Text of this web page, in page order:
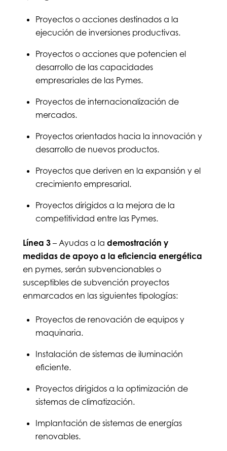
Proyectos o acciones destinados a la
ejecución de inversiones productivas.
Proyectos o acciones que potencien el
desarrollo de las capacidades
empresariales de las Pymes.
Proyectos de internacionalización de
mercados.
Proyectos orientados hacia la innovación y
desarrollo de nuevos productos.
Proyectos que deriven en la expansión y el
crecimiento empresarial.
Proyectos dirigidos a la mejora de la
competitividad entre las Pymes.
Línea 3– Ayudas a la demostración y
medidas de apoyo a la eficiencia energética
en pymes, serán subvencionables o
susceptibles de subvención proyectos
enmarcados en las siguientes tipologías:
Proyectos de renovación de equipos y
maquinaria.
Instalación de sistemas de iluminación
eficiente.
Proyectos dirigidos a la optimización de
sistemas de climatización.
Implantación de sistemas de energías
renovables.